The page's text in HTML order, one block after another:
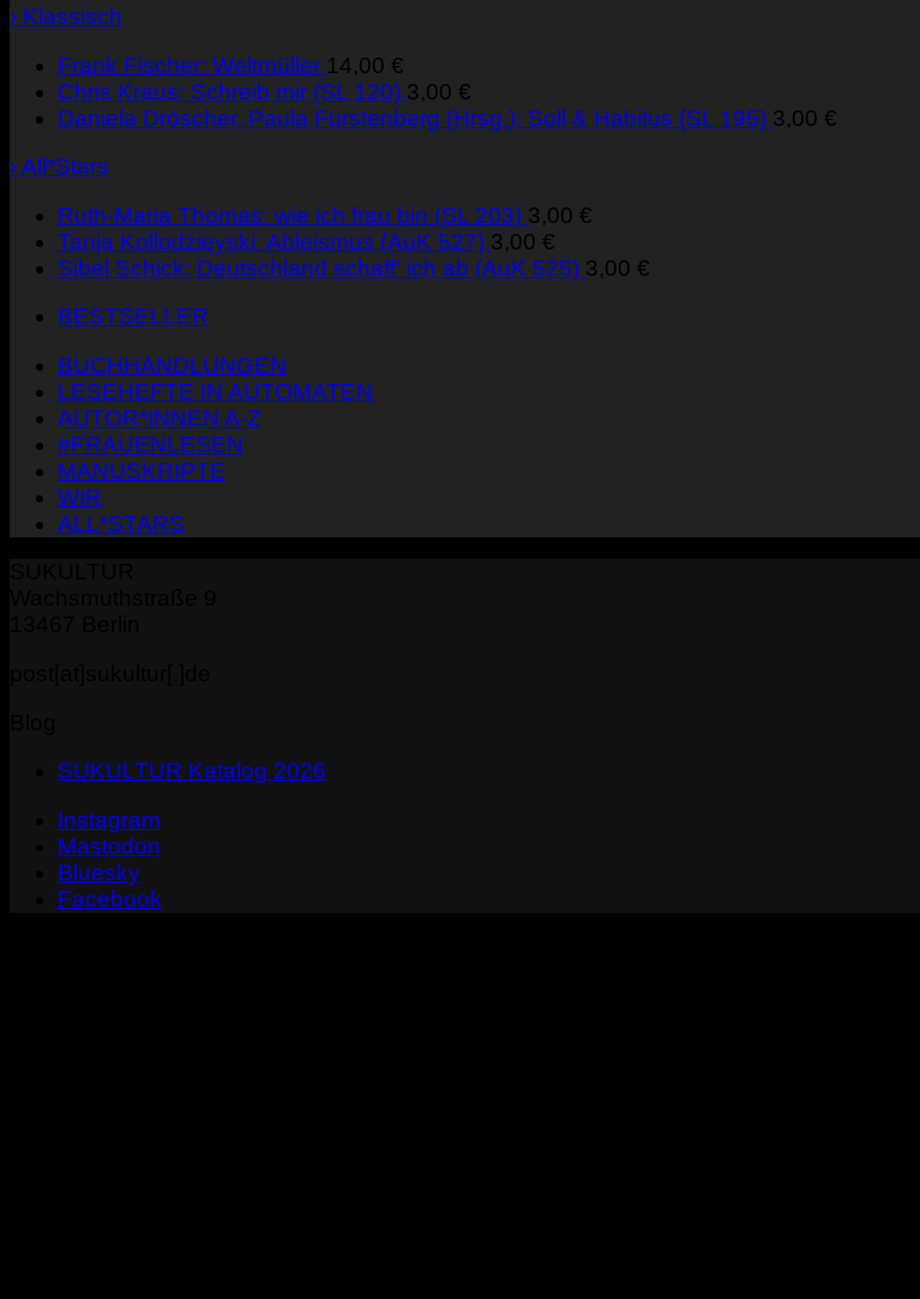
› Klassisch
Frank Fischer: Weltmüller 14,00 €
Chris Kraus: Schreib mir (SL 120) 3,00 €
Daniela Dröscher, Paula Fürstenberg (Hrsg.): Soll & Habitus (SL 195) 3,00 €
› All*Stars
Ruth-Maria Thomas: wie ich frau bin (SL 203) 3,00 €
Tanja Kollodzieyski: Ableismus (AuK 527) 3,00 €
Sibel Schick: Deutschland schaff' ich ab (AuK 525) 3,00 €
BESTSELLER
BUCHHANDLUNGEN
LESEHEFTE IN AUTOMATEN
AUTOR*INNEN A-Z
#FRAUENLESEN
MANUSKRIPTE
WIR
ALL*STARS
SUKULTUR Katalog 2026
Instagram
Mastodon
Bluesky
Facebook